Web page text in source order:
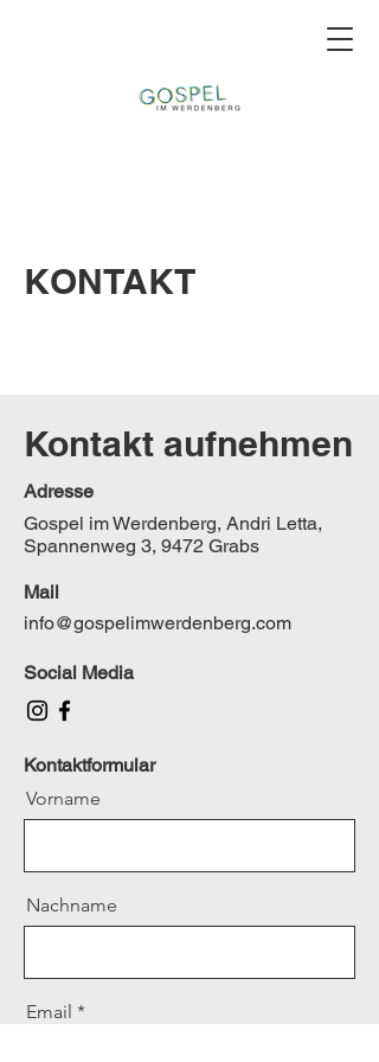
KONTAKT
Kontakt aufnehmen
Adresse
Gospel im Werdenberg, Andri Letta,
Spannenweg 3, 9472 Grabs
Mail
info@gospelimwerdenberg.com
Social Media
Kontaktformular
Vorname
Nachname
Email